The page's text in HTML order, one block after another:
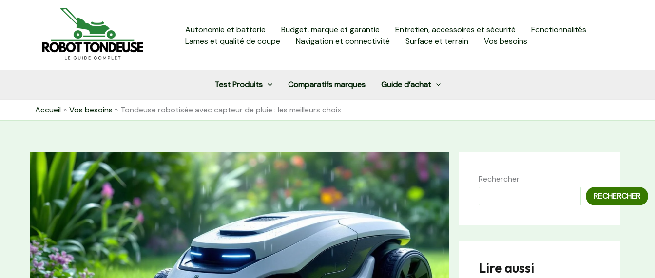
Autonomie et batterie Budget, marque et garantie Entretien, accessoires et sécurité
Fonctionnalités
Lames et qualité de coupe
Navigation et connectivité Surface et terrain Vos besoins
Test Produits Comparatifs marques Guide d’achat
Accueil Vos besoins Tondeuse robotisée avec capteur de pluie : les meilleurs choix
Rechercher
RECHERCHER
Lire aussi